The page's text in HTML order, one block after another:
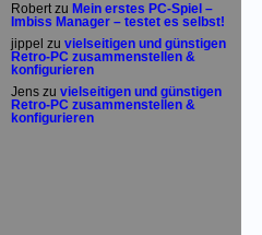
Robert zu Mein erstes PC-Spiel –
Imbiss Manager – testet es selbst!
jippel zu vielseitigen und günstigen
Retro-PC zusammenstellen &
konfigurieren
Jens zu vielseitigen und günstigen
Retro-PC zusammenstellen &
konfigurieren